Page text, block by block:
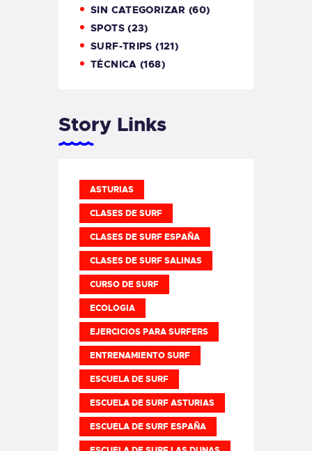
SIN CATEGORIZAR (60)
SPOTS(23)
SURF-TRIPS (121)
TÉCNICA (168)
Story Links
ASTURIAS
CLASES DE SURF
CLASES DE SURF ESPAÑA
CLASES DE SURF SALINAS
CURSO DE SURF
ECOLOGIA
EJERCICIOS PARA SURFERS
ENTRENAMIENTO SURF
ESCUELA DE SURF
ESCUELA DE SURF ASTURIAS
ESCUELA DE SURF ESPAÑA